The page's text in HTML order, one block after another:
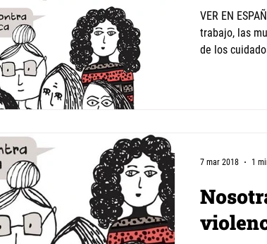
VER EN
trabajo, las
de los
7 mar 2018 1